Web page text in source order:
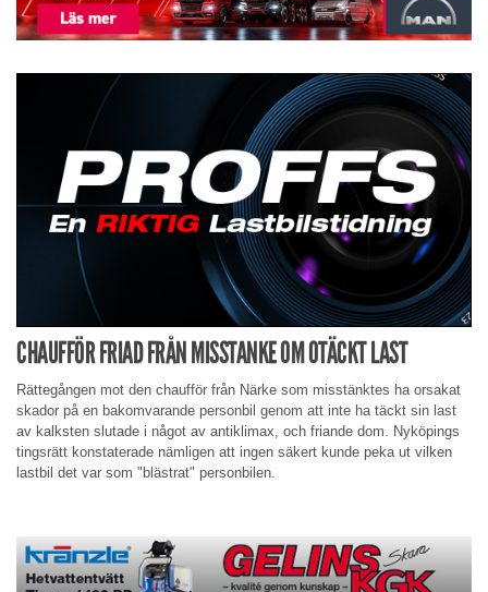
CHAUFFÖR FRIAD FRÅN MISSTANKE OM OTÄCKT LAST
Rättegången mot den chaufför från Närke som misstänktes ha orsakat
skador på en bakomvarande personbil genom att inte ha täckt sin last
av kalksten slutade i något av antiklimax, och friande dom. Nyköpings
tingsrätt konstaterade nämligen att ingen säkert kunde peka ut vilken
lastbil det var som "blästrat" personbilen.